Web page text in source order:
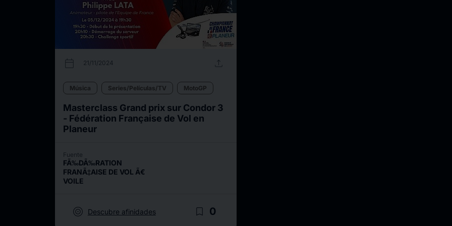
calendar_today 21/11/2024 upload
Música Series/Películas/TV MotoGP
Masterclass Grand prix sur Condor 3
- Fédération Française de Vol en
Planeur
Fuente
FÃ‰DÃ‰RATION
FRANÃ‡AISE DE VOL Ã€
VOILE
target Descubre afinidades bookmark_border 0